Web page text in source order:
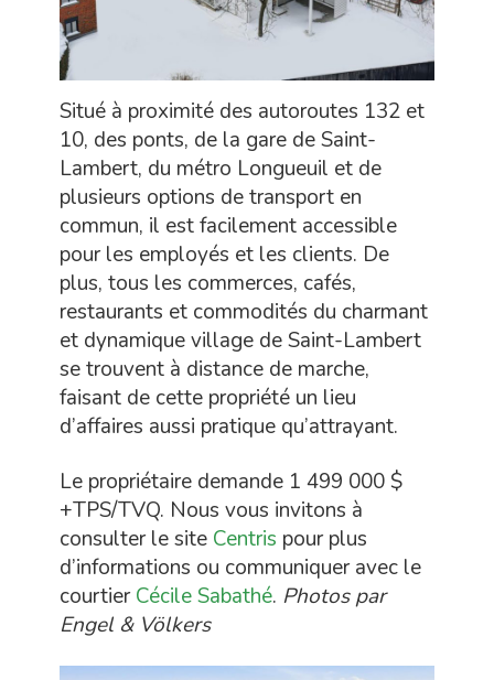
Situé à proximité des autoroutes 132 et
10, des ponts, de la gare de Saint-
Lambert, du métro Longueuil et de
plusieurs options de transport en
commun, il est facilement accessible
pour les employés et les clients. De
plus, tous les commerces, cafés,
restaurants et commodités du charmant
et dynamique village de Saint-Lambert
se trouvent à distance de marche,
faisant de cette propriété un lieu
d’affaires aussi pratique qu’attrayant.
Le propriétaire demande 1 499 000 $
+TPS/TVQ. Nous vous invitons à
consulter le site Centris pour plus
d’informations ou communiquer avec le
courtierCécile Sabathé. Photos par
Engel & Völkers